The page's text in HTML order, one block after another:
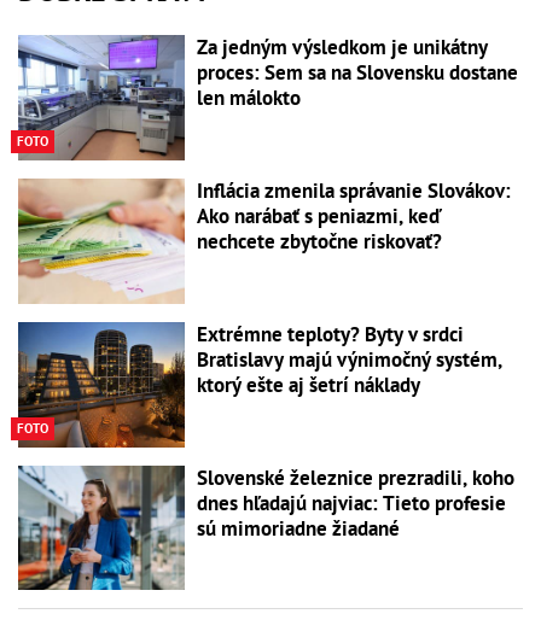
FOTO
Za jedným výsledkom je unikátny
proces: Sem sa na Slovensku dostane
len málokto
Inflácia zmenila správanie Slovákov:
Ako narábať s peniazmi, keď
nechcete zbytočne riskovať?
FOTO
Extrémne teploty? Byty v srdci
Bratislavy majú výnimočný systém,
ktorý ešte aj šetrí náklady
Slovenské železnice prezradili, koho
dnes hľadajú najviac: Tieto profesie
sú mimoriadne žiadané